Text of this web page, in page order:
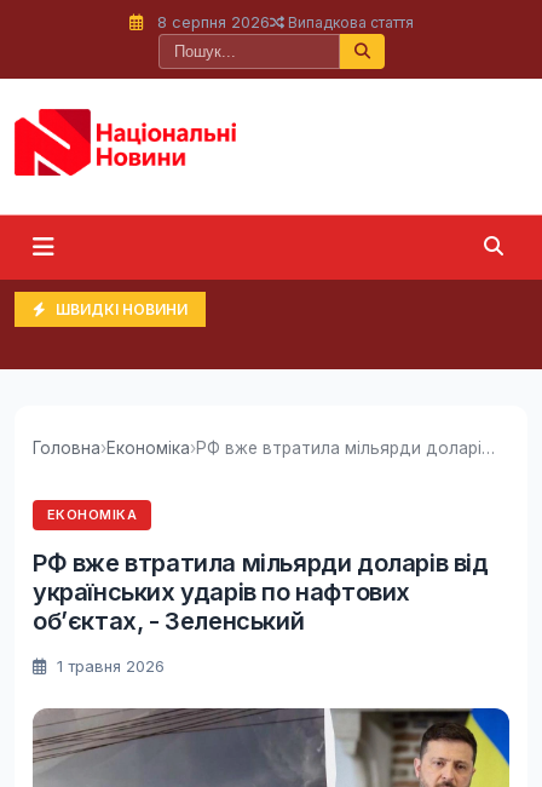
8 серпня 2026 Випадкова стаття
ШВИДКІ НОВИНИ
Головна›Економіка› РФ вже втратила мільярди доларів від...
ЕКОНОМІКА
РФ вже втратила мільярди доларів від
українських ударів по нафтових
обʼєктах, - Зеленський
1 травня 2026